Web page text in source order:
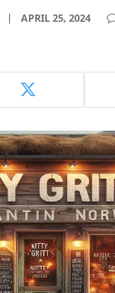
APRIL 25, 2024